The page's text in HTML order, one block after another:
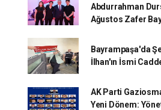
Abdurrahman
Ağustos Zafer
Bayrampaşa'da
İlhan'ın İsmi
AK Parti
Yeni Dönem: